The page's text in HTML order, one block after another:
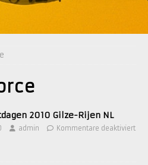
2010 Gilze-Rijen NL
admin Kommentare deaktiviert